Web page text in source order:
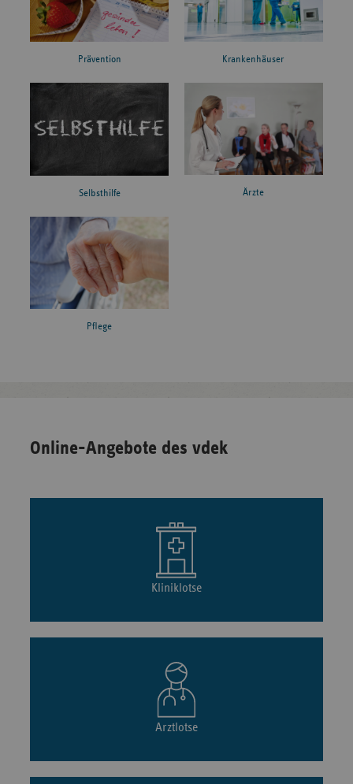
Prävention Krankenhäuser
Selbsthilfe Ärzte
Pflege
Online-Angebote des vdek
Kliniklotse
Arztlotse